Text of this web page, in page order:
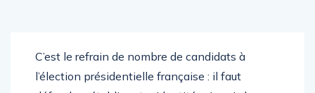
C’est le refrain de nombre de candidats à
l’élection présidentielle française : il faut